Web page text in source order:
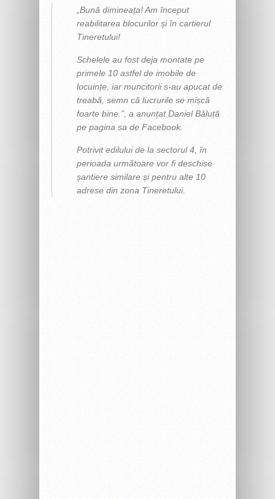
Bună dimineața! Am început
reabilitarea blocurilor și în cartierul
Tineretului!
Schelele au fost deja montate pe
primele 10 astfel de imobile de
locuințe, iar muncitorii s-au apucat de
treabă, semn că lucrurile se mișcă
foarte bine.”, a anunțat Daniel Băluță
pe pagina sa de Facebook.
Potrivit edilului de la sectorul 4, în
perioada următoare vor fi deschise
șantiere similare și pentru alte 10
adrese din zona Tineretului.